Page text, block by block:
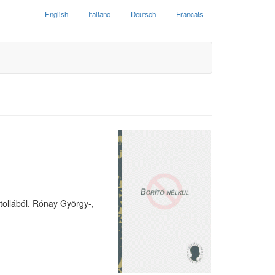
English Italiano Deutsch Francais
Rónay György-,